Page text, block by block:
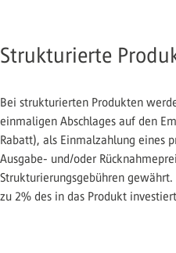
Strukturierte
Bei strukturierten Produkten
einmaligen Abschlages auf den
Rabatt), als Einmalzahlung eines
Ausgabe- und/oder
Strukturierungsgebühren
zu 2% des in das Produkt